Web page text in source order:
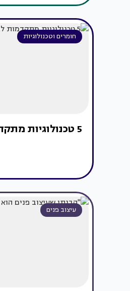
חומרים וטכנולוגיות
5 טכנולוגיות מתקדמות לבית חוסך אנרגיה (וכסף)
עיצוב פנים